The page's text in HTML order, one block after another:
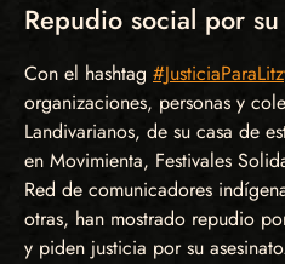
Repudio social por su
Con el hashtag
organizaciones, personas y
Landivarianos, de su casa de
en Movimienta, Festivales
Red de comunicadores
otras, han mostrado repudio
y piden justicia por su